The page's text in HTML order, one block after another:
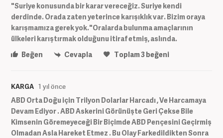
"Suriye konusunda bir karar vereceğiz. Suriye kendi
derdinde. Orada zaten yeterince karışıklık var. Bizim oraya
karışmamıza gerek yok."Oralarda bulunma amaçlarının
ülkeleri karıştırmak olduğunu itiraf etmiş, aslında.
Beğen
Cevapla Toplam3beğeni
KARGA 1 yıl önce
ABD Orta Doğu için Trilyon Dolarlar Harcadı , Ve Harcamaya
Devam Ediyor . ABD Askerini Görünüşte Geri Çekse Bile
Kimsenin Göremeyeceği Bir Biçimde ABD Pençesini Geçirmiş
Olmadan Asla Hareket Etmez . Bu Olay Farkedildikten Sonra